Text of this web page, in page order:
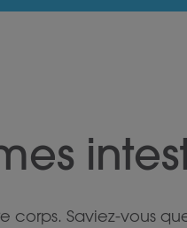
corps. Saviez-vous